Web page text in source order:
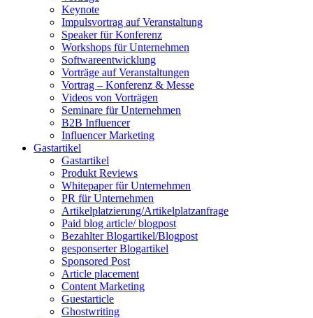
Keynote
Impulsvortrag auf Veranstaltung
Speaker für Konferenz
Workshops für Unternehmen
Softwareentwicklung
Vorträge auf Veranstaltungen
Vortrag – Konferenz & Messe
Videos von Vorträgen
Seminare für Unternehmen
B2B Influencer
Influencer Marketing
Gastartikel
Gastartikel
Produkt Reviews
Whitepaper für Unternehmen
PR für Unternehmen
Artikelplatzierung/Artikelplatzanfrage
Paid blog article/ blogpost
Bezahlter Blogartikel/Blogpost
gesponserter Blogartikel
Sponsored Post
Article placement
Content Marketing
Guestarticle
Ghostwriting